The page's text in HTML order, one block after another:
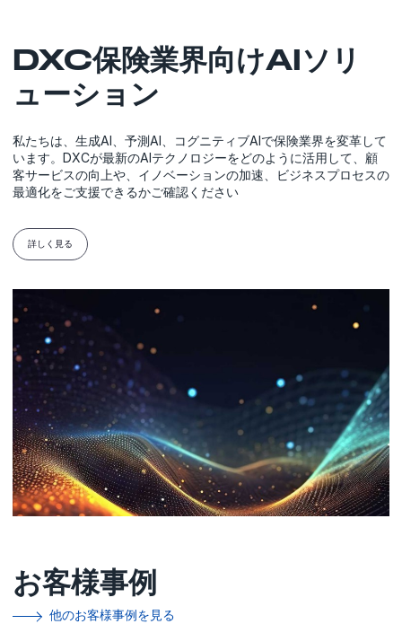
DXC保険業界向けAIソリ
ューション
私たちは、生成AI、予測AI、コグニティブAIで保険業界を変革して
います。DXCが最新のAIテクノロジーをどのように活用して、顧
客サービスの向上や、イノベーションの加速、ビジネスプロセスの
最適化をご支援できるかご確認ください
詳しく見る
お客様事例
他のお客様事例を見る